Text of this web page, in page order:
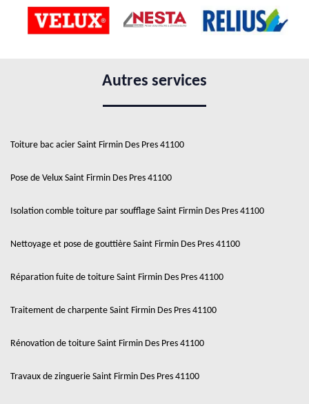
Autres services
Toiture bac acier Saint Firmin Des Pres 41100
Pose de Velux Saint Firmin Des Pres 41100
Isolation comble toiture par soufflage Saint Firmin Des Pres 41100
Nettoyage et pose de gouttière Saint Firmin Des Pres 41100
Réparation fuite de toiture Saint Firmin Des Pres 41100
Traitement de charpente Saint Firmin Des Pres 41100
Rénovation de toiture Saint Firmin Des Pres 41100
Travaux de zinguerie Saint Firmin Des Pres 41100